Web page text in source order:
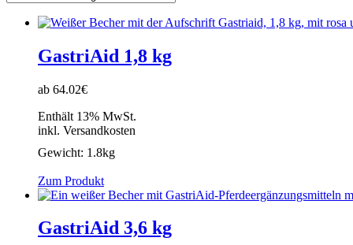
GastriAid 1,8 kg
ab 64.02€
Enthält 13% MwSt.
inkl. Versandkosten
Gewicht: 1.8kg
Zum Produkt
GastriAid 3,6 kg